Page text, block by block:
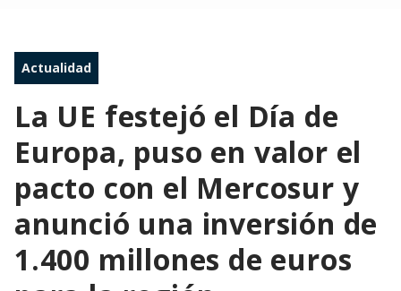
Actualidad
La UE festejó el Día de
Europa, puso en valor el
pacto con el Mercosur y
anunció una inversión de
1.400 millones de euros